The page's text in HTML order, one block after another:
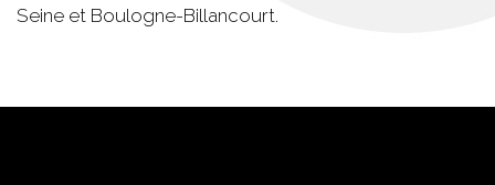
Seine et Boulogne-Billancourt.